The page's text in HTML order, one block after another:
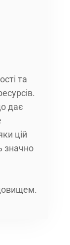
та
дає
цій
значно